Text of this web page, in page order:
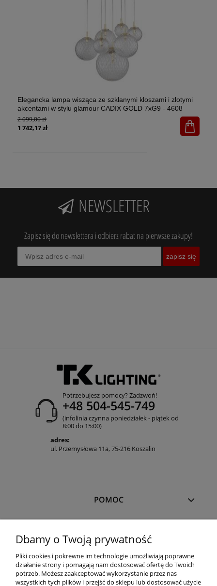
Elegancka lampa wisząca ze szklanymi kloszami i złotymi
akcentami w stylu glamour CADIX GOLD 7xG9 - 4608
2 099,00 zł
1 742,17 zł
NEWSLETTER
Zapisz się do newslettera i odbierz rabat na pierwsze zakupy!
zapisz się
Potrzebujesz pomocy? Zadzwoń!
+48 504-545-749
(infolinia czynna poniedziałek - piątek od
8:00 do 15:00)
adres:
ul. Przemysłowa 11a, 75-216 Koszalin
POMOC
PŁATNOŚCI I DOSTAWA
Dbamy o Twoją prywatność
Pliki cookies i pokrewne im technologie umożliwiają poprawne
działanie strony i pomagają nam dostosować ofertę do Twoich
potrzeb. Możesz zaakceptować wykorzystanie przez nas
wszystkich tych plików i przejść do sklepu lub dostosować użycie